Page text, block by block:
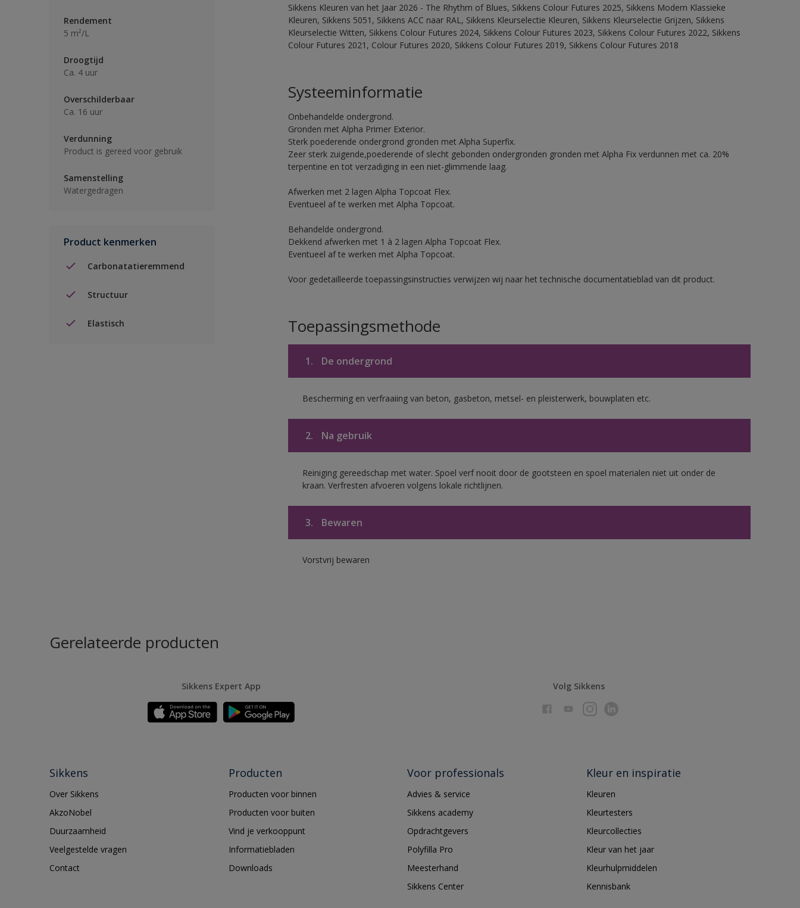
Rendement
5 m²/L
Droogtijd
Ca. 4 uur
Overschilderbaar
Ca. 16 uur
Verdunning
Product is gereed voor gebruik
Samenstelling
Watergedragen
Product kenmerken
Carbonatatieremmend
Structuur
Elastisch
Sikkens Kleuren van het Jaar 2026 - The Rhythm of Blues, Sikkens Colour Futures 2025, Sikkens Modern Klassieke
Kleuren, Sikkens 5051, Sikkens ACC naar RAL, Sikkens Kleurselectie Kleuren, Sikkens Kleurselectie Grijzen, Sikkens
Kleurselectie Witten, Sikkens Colour Futures 2024, Sikkens Colour Futures 2023, Sikkens Colour Futures 2022, Sikkens
Colour Futures 2021, Colour Futures 2020, Sikkens Colour Futures 2019, Sikkens Colour Futures 2018
Systeeminformatie
Onbehandelde ondergrond.
Gronden met Alpha Primer Exterior.
Sterk poederende ondergrond gronden met Alpha Superfix.
Zeer sterk zuigende,poederende of slecht gebonden ondergronden gronden met Alpha Fix verdunnen met ca. 20%
terpentine en tot verzadiging in een niet-glimmende laag.
Afwerken met 2 lagen Alpha Topcoat Flex.
Eventueel af te werken met Alpha Topcoat.
Behandelde ondergrond.
Dekkend afwerken met 1 à 2 lagen Alpha Topcoat Flex.
Eventueel af te werken met Alpha Topcoat.
Voor gedetailleerde toepassingsinstructies verwijzen wij naar het technische documentatieblad van dit product.
Toepassingsmethode
1. De ondergrond
Bescherming en verfraaiing van beton, gasbeton, metsel- en pleisterwerk, bouwplaten etc.
2. Na gebruik
Reiniging gereedschap met water. Spoel verf nooit door de gootsteen en spoel materialen niet uit onder de
kraan. Verfresten afvoeren volgens lokale richtlijnen.
3. Bewaren
Vorstvrij bewaren
Gerelateerde producten
Sikkens Expert App Volg Sikkens
Sikkens
Over Sikkens
AkzoNobel
Duurzaamheid
Veelgestelde vragen
Contact
Producten
Producten voor binnen
Producten voor buiten
Vind je verkooppunt
Informatiebladen
Downloads
Voor professionals
Advies & service
Sikkens academy
Opdrachtgevers
Polyfilla Pro
Meesterhand
Sikkens Center
Kleur en inspiratie
Kleuren
Kleurtesters
Kleurcollecties
Kleur van het jaar
Kleurhulpmiddelen
Kennisbank